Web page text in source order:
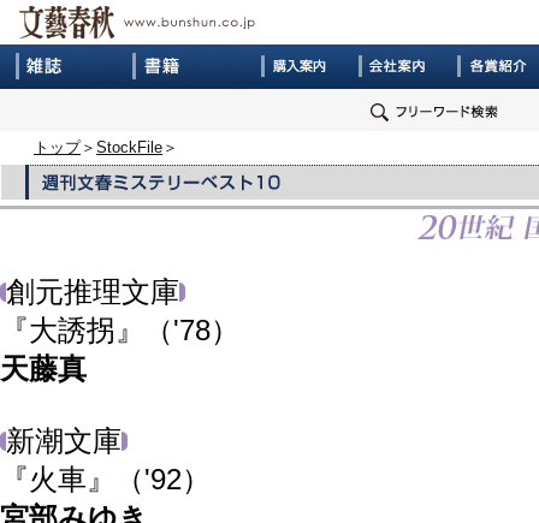
トップ＞ StockFile ＞
創元推理文庫
『大誘拐』
（'78）
天藤真
新潮文庫
『火車』
（'92）